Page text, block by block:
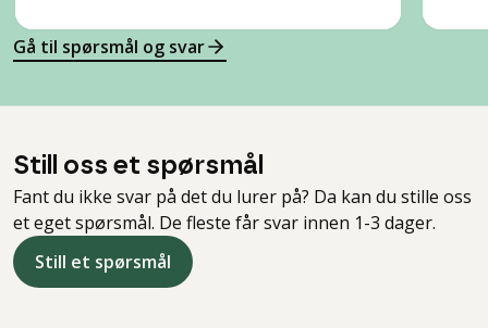
Gå til spørsmål og svar
Still oss et spørsmål
Fant du ikke svar på det du lurer på? Da kan du stille oss
et eget spørsmål. De fleste får svar innen 1-3 dager.
Still et spørsmål